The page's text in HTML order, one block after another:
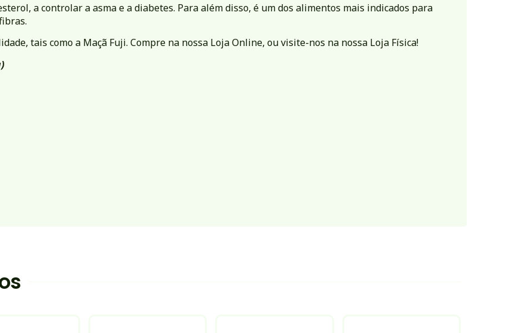
a controlar a asma e a diabetes. Para além disso, é um dos alimentos mais indicados para
tais como a Maçã Fuji. Compre na nossa Loja Online, ou visite-nos na nossa Loja Física!